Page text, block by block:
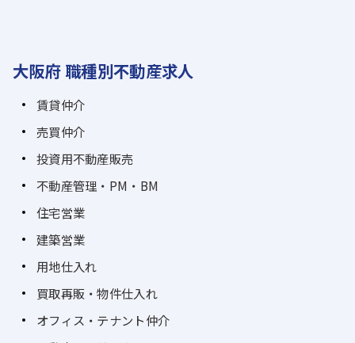
大阪府 職種別不動産求人
賃貸仲介
売買仲介
投資用不動産販売
不動産管理・PM・BM
住宅営業
建築営業
用地仕入れ
買取再販・物件仕入れ
オフィス・テナント仲介